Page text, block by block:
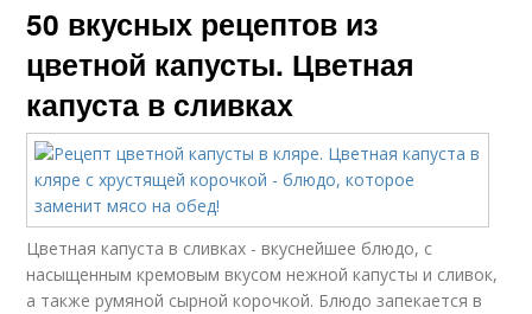
50 вкусных рецептов из
цветной капусты. Цветная
капуста в сливках
Цветная капуста в сливках - вкуснейшее блюдо, с
насыщенным кремовым вкусом нежной капусты и сливок,
а также румяной сырной корочкой. Блюдо запекается в